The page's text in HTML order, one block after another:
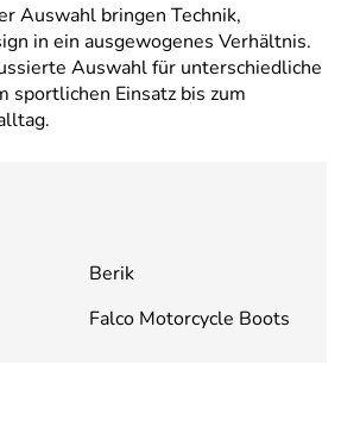
Auswahl bringen Technik,
in ein ausgewogenes Verhältnis.
Auswahl für unterschiedliche
sportlichen Einsatz bis zum
Berik
Falco Motorcycle Boots